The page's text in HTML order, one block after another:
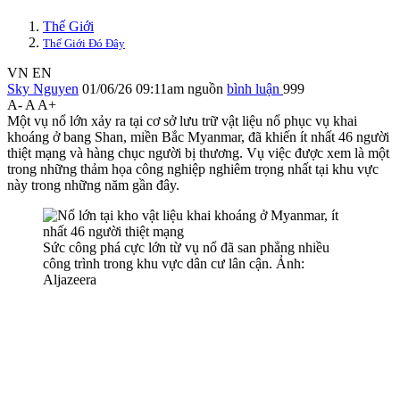
Thế Giới
Thế Giới Đó Đây
VN EN
Sky Nguyen 01/06/26 09:11am nguồn bình luận 999
A- A A+
Một vụ nổ lớn xảy ra tại cơ sở lưu trữ vật liệu nổ phục vụ khai
khoáng ở bang Shan, miền Bắc Myanmar, đã khiến ít nhất 46 người
thiệt mạng và hàng chục người bị thương. Vụ việc được xem là một
trong những thảm họa công nghiệp nghiêm trọng nhất tại khu vực
này trong những năm gần đây.
Sức công phá cực lớn từ vụ nổ đã san phẳng nhiều
công trình trong khu vực dân cư lân cận. Ảnh:
Aljazeera